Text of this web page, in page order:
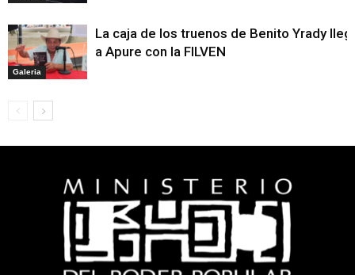
Galeria
La caja de los truenos de Benito Yrady
a Apure con la FILVEN